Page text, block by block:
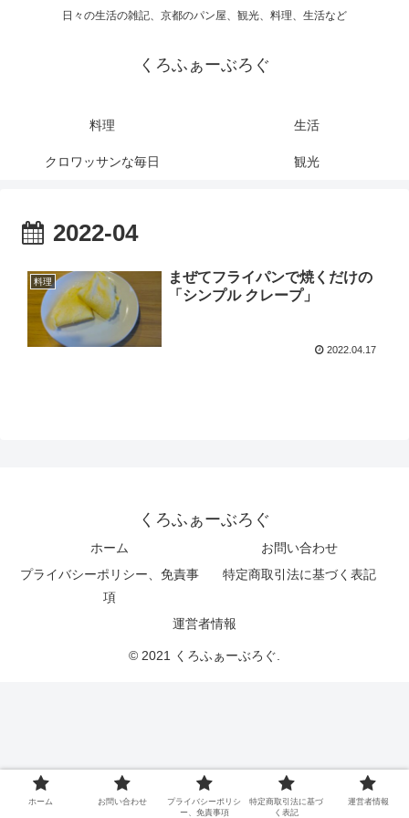
日々の生活の雑記、京都のパン屋、観光、料理、生活など
くろふぁーぶろぐ
料理 生活
クロワッサンな毎日 観光
2022-04
料理
まぜてフライパンで焼くだけの
「シンプル クレープ」
2022.04.17
くろふぁーぶろぐ
ホーム
お問い合わせ
プライバシーポリシー、免責事
項
特定商取引法に基づく表記
運営者情報
© 2021 くろふぁーぶろぐ.
ホーム お問い合わせ
プライバシーポリシ
ー、免責事項
特定商取引法に基づ
く表記
運営者情報